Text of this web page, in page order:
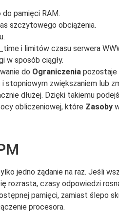
pamięci RAM.
szczytowego obciążenia.
i limitów czasu serwera
w sposób ciągły.
do Ograniczenia pozostaje
stopniowym zwiększaniem lub
dłużej. Dzięki takiemu
obliczeniowej, które Zasoby
jedno żądanie na raz. Jeśli
rozrasta, czasy odpowiedzi
pamięci, zamiast ślepo
procesora.